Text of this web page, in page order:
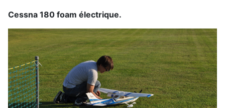
Cessna 180 foam électrique.